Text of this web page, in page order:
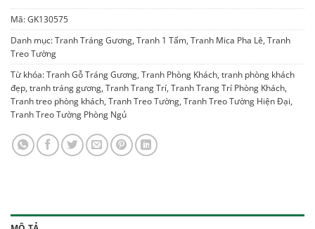
Mã:GK130575
Danh mục:Tranh Tráng Gương, Tranh 1 Tấm, Tranh Mica Pha Lê, Tranh
Treo Tường
Từ khóa:Tranh Gỗ Tráng Gương, Tranh Phòng Khách, tranh phòng khách
đẹp, tranh tráng gương, Tranh Trang Trí, Tranh Trang Trí Phòng Khách,
Tranh treo phòng khách, Tranh Treo Tường, Tranh Treo Tường Hiện Đại,
Tranh Treo Tường Phòng Ngủ